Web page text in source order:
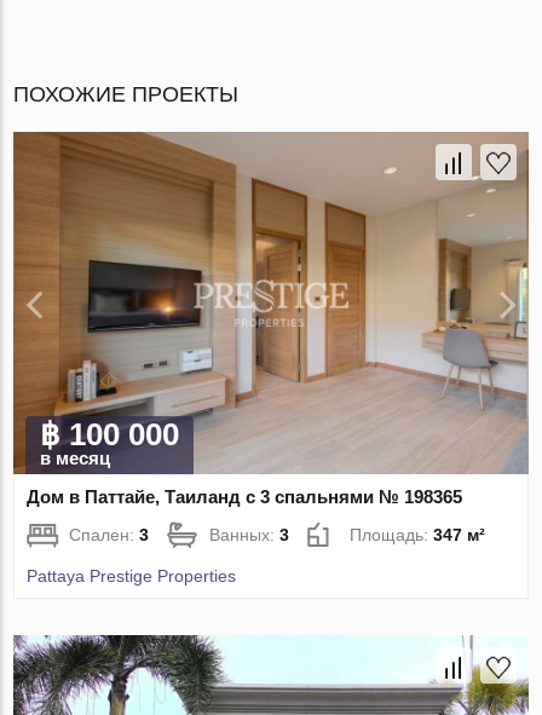
ПОХОЖИЕ ПРОЕКТЫ
฿ 100 000
в месяц
Дом в Паттайе, Таиланд с 3 спальнями № 198365
Спален:3 Ванных:3 Площадь:347 м²
Pattaya Prestige Properties